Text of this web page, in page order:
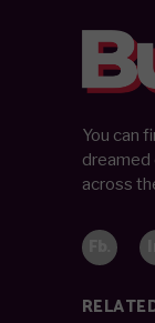
You can
dreamed
across